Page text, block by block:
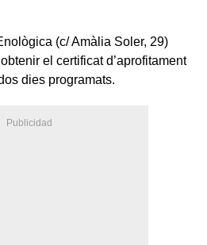
(c/ Amàlia Soler, 29)
el certificat d’aprofitament
dies programats.